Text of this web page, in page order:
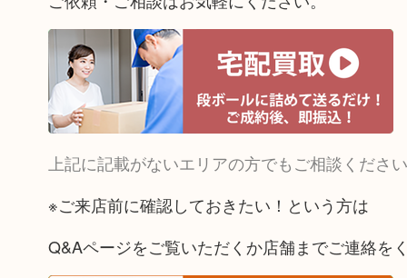
上記に記載がないエリアの方でもご相談ください
※ご来店前に確認しておきたい！という方は
Q&Aページをご覧いただくか店舗までご連絡をく